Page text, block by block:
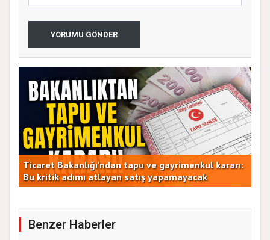
YORUMU GÖNDER
Ticaret Bakanlığı'ndan tapu ve gayrimenkul kararı:
Bu kritik adımı atlayan satış yapamayacak
Benzer Haberler